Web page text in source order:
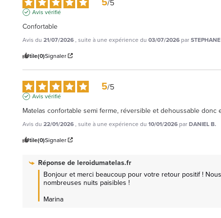
/5
Avis vérifié
Confortable
Avis du 21/07/2026, suite à une expérience du 03/07/2026 par
Utile(0)Signaler
5/5
Avis vérifié
Matelas confortable semi ferme, réversible et dehoussable
Avis du 22/01/2026, suite à une expérience du 10/01/2026 parDANIEL B.
Utile(0)Signaler
Réponse deleroidumatelas.fr
Bonjour et merci beaucoup pour votre retour positif !
nombreuses nuits paisibles !
Marina